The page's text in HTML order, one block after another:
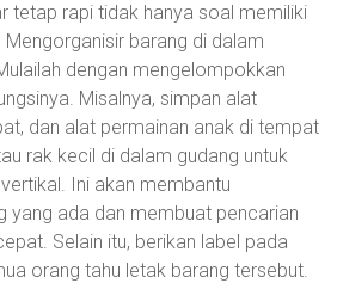
tetap rapi tidak hanya soal memiliki
barang di dalam
dengan mengelompokkan
Misalnya, simpan alat
dan alat permainan anak di tempat
rak kecil di dalam gudang untuk
Ini akan membantu
yang ada dan membuat pencarian
Selain itu, berikan label pada
orang tahu letak barang tersebut.